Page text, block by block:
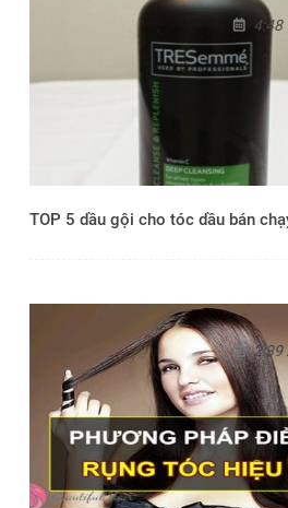
TOP 5 dầu gội cho tóc dầu bán
4:48
2:39